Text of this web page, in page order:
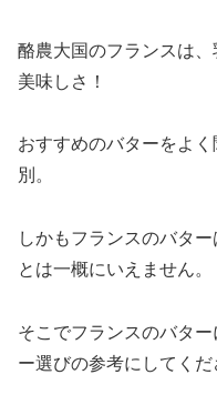
酪農大国のフランスは
美味しさ！
おすすめのバターをよ
別。
しかもフランスのバタ
とは一概にいえません。
そこでフランスのバタ
ー選びの参考にしてくだ